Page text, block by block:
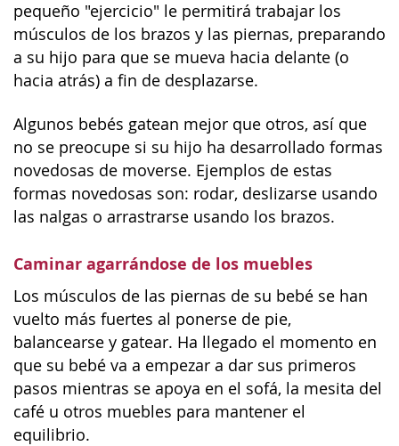
pequeño "ejercicio" le permitirá trabajar los
músculos de los brazos y las piernas, preparando
a su hijo para que se mueva hacia delante (o
hacia atrás) a fin de desplazarse.
Algunos bebés gatean mejor que otros, así que
no se preocupe si su hijo ha desarrollado formas
novedosas de moverse. Ejemplos de estas
formas novedosas son: rodar, deslizarse usando
las nalgas o arrastrarse usando los brazos.
Caminar agarrándose de los muebles
Los músculos de las piernas de su bebé se han
vuelto más fuertes al ponerse de pie,
balancearse y gatear. Ha llegado el momento en
que su bebé va a empezar a dar sus primeros
pasos mientras se apoya en el sofá, la mesita del
café u otros muebles para mantener el
equilibrio.